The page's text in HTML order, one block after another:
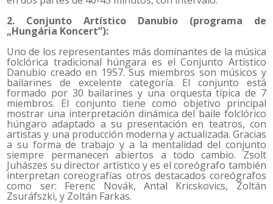
2. Conjunto Artístico Danubio (programa de
„Hungária Koncert”):
Uno de los representantes más dominantes de la música
folclórica tradicional húngara es el Conjunto Artístico
Danubio creado en 1957. Sus miembros son músicos y
bailarines de excelente categoría. El conjunto está
formado por 30 bailarines y una orquesta típica de 7
miembros. El conjunto tiene como objetivo principal
mostrar una interpretación dinámica del baile folclórico
húngaro adaptado a su presentación en teatros, con
artistas y una producción moderna y actualizada. Gracias
a su forma de trabajo y a la mentalidad del conjunto
siempre permanecen abiertos a todo cambio. Zsolt
Juhászes su director artístico y es el coreógrafo también
interpretan coreografías otros destacados coreógrafos
como ser: Ferenc Novák, Antal Kricskovics, Zoltán
Zsuráfszki, y Zoltán Farkas.